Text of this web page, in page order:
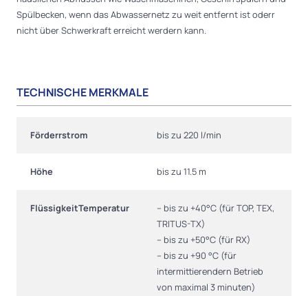
Spülbecken, wenn das Abwassernetz zu weit entfernt ist oderr
nicht über Schwerkraft erreicht werdern kann.
TECHNISCHE MERKMALE
Förderrstrom bis zu 220 l/min
Höhe bis zu 11.5 m
FlüssigkeitTemperatur
– bis zu +40°C (für TOP, TEX,
TRITUS-TX)
– bis zu +50°C (für RX)
– bis zu +90 °C (für
intermittierendern Betrieb
von maximal 3 minuten)